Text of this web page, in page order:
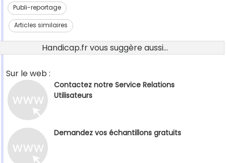
Publi-reportage
Articles similaires
Handicap.fr vous suggère aussi...
Sur le web :
Contactez notre Service Relations
Utilisateurs
Demandez vos échantillons gratuits